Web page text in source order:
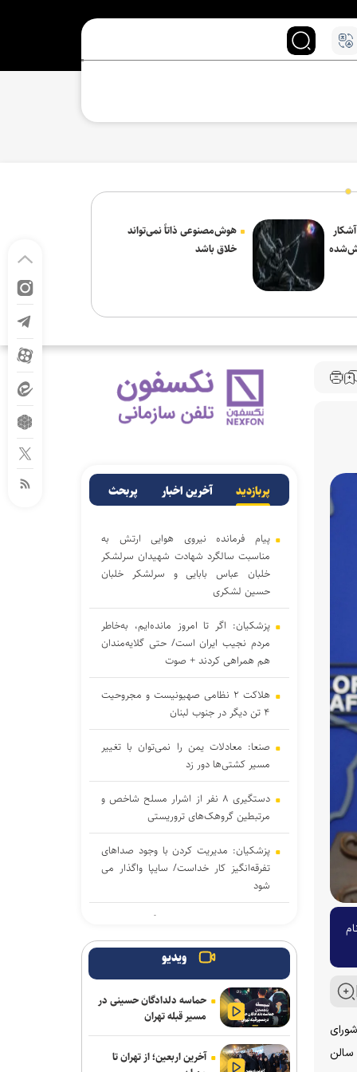
هوش‌مصنوعی ذاتاً نمی‌تواند
خلاق باشد
پربازدید آخرین اخبار پربحث
پیام فرمانده نیروی هوایی ارتش به
مناسبت سالگرد شهادت شهیدان سرلشکر
خلبان عباس بابایی و سرلشکر خلبان
حسین لشکری
پزشکیان: اگر تا امروز مانده‌ایم، به‌خاطر
مردم نجیب ایران است/ حتی گلایه‌مندان
هم همراهی کردند + صوت
هلاکت ۲ نظامی صهیونیست و مجروحیت
۴ تن دیگر در جنوب لبنان
صنعا: معادلات یمن را نمی‌توان با تغییر
مسیر کشتی‌ها دور زد
دستگیری ۸ نفر از اشرار مسلح شاخص و
مرتبطین گروهک‌های تروریستی
پزشکیان: مدیریت کردن با وجود صداهای
تفرقه‌انگیز کار خداست/ سایپا واگذار می
شود
مذاکرات ایران-عمان درباره تنگه هرمز ادامه
دارد/ بیانیه مشترک در مرحله تدوین نهایی
تنگه هرمز تشویق می‌کنیم
نشست وزیران خارجه مصر، ترکیه، پاکستان
و عربستان با محوریت تحولات منطقه
ویدیو
حماسه دلدادگان حسینی در
مسیر قبله تهران
آخرین اربعین؛ از تهران تا